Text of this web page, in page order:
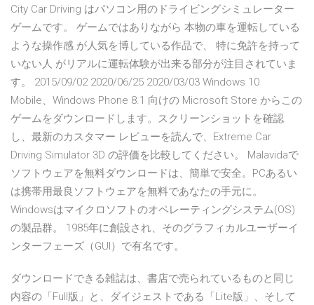
City Car Driving はパソコン用のドライビングシミュレーター
ゲームです。 ゲームではありながら 本物の車を運転している
ような操作感 が人気を博している作品で、 特に免許を持って
いない人 がリアルに運転体験が出来る部分が注目されていま
す。 2015/09/02 2020/06/25 2020/03/03 Windows 10
Mobile、Windows Phone 8.1 向けの Microsoft Store からこの
ゲームをダウンロードします。スクリーンショットを確認
し、最新のカスタマー レビューを読んで、Extreme Car
Driving Simulator 3D の評価を比較してください。 Malavidaで
ソフトウェアを無料ダウンロードは、簡単で安全。PCあるい
は携帯用最良ソフトウェアを無料であなたの手元に。
Windowsはマイクロソフトのオペレーティングシステム(OS)
の製品群。 1985年に創設され、そのグラフィカルユーザーイ
ンターフェーズ（GUI）で有名です。
ダウンロードできる雑誌は、書店で売られているものと同じ
内容の「Full版」と、ダイジェストである「Lite版」、そして